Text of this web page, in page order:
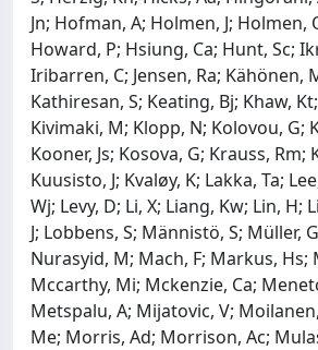
Jn; Hofman, A; Holmen, J; Holmen,
Howard, P; Hsiung, Ca; Hunt, Sc;
Iribarren, C; Jensen, Ra; Kähönen,
Kathiresan, S; Keating, Bj; Khaw,
Kivimaki, M; Klopp, N; Kolovou, G;
Kooner, Js; Kosova, G; Krauss, Rm;
Kuusisto, J; Kvaløy, K; Lakka, Ta;
Wj; Levy, D; Li, X; Liang, Kw; Lin, H;
J; Lobbens, S; Männistö, S; Müller,
Nurasyid, M; Mach, F; Markus, Hs;
Mccarthy, Mi; Mckenzie, Ca;
Metspalu, A; Mijatovic, V;
Me; Morris, Ad; Morrison, Ac;